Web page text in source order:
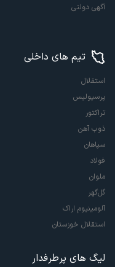
آگهی دولتی
تیم های داخلی
استقلال
پرسپولیس
تراکتور
ذوب آهن
سپاهان
فولاد
ملوان
گل‌گهر
آلومینیوم اراک
استقلال خوزستان
لیگ های پرطرفدار